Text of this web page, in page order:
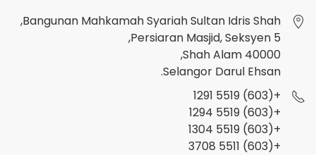
Bangunan Mahkamah Syariah Sultan Idris Shah,
Persiaran Masjid, Seksyen 5,
40000 Shah Alam,
Selangor Darul Ehsan.
+(603) 5519 1291
+(603) 5519 1294
+(603) 5519 1304
+(603) 5511 3708